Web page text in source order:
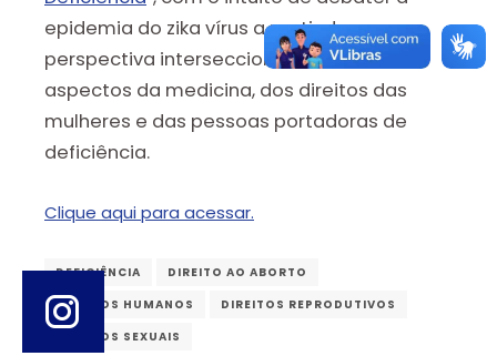
epidemia do zika vírus a partir de uma
perspectiva interseccional, abordando
aspectos da medicina, dos direitos das
mulheres e das pessoas portadoras de
deficiência.
Clique aqui para acessar.
DEFICIÊNCIA
DIREITO AO ABORTO
DIREITOS HUMANOS
DIREITOS REPRODUTIVOS
DIREITOS SEXUAIS